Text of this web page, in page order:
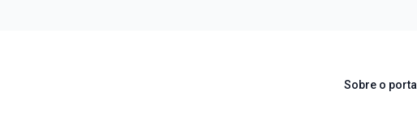
Sobre o portal